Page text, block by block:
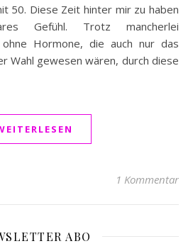
50. Diese Zeit hinter mir zu haben
Gefühl. Trotz mancherlei
Hormone, die auch nur das
Wahl gewesen wären, durch diese
1 Kommentar
ABO